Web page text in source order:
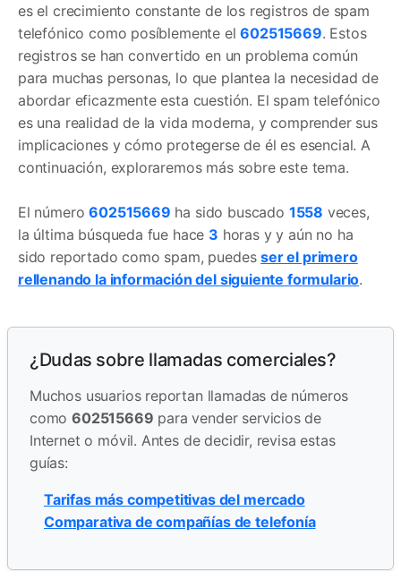
es el crecimiento constante de los registros de spam
telefónico como posíblemente el602515669. Estos
registros se han convertido en un problema común
para muchas personas, lo que plantea la necesidad de
abordar eficazmente esta cuestión. El spam telefónico
es una realidad de la vida moderna, y comprender sus
implicaciones y cómo protegerse de él es esencial. A
continuación, exploraremos más sobre este tema.
El número602515669 ha sido buscado 1558 veces,
la última búsqueda fue hace 3 horas y y aún no ha
sido reportado como spam, puedesser el primero
rellenando la información del siguiente formulario.
¿Dudas sobre llamadas comerciales?
Muchos usuarios reportan llamadas de números
como602515669 para vender servicios de
Internet o móvil. Antes de decidir, revisa estas
guías:
Tarifas más competitivas del mercado
Comparativa de compañías de telefonía